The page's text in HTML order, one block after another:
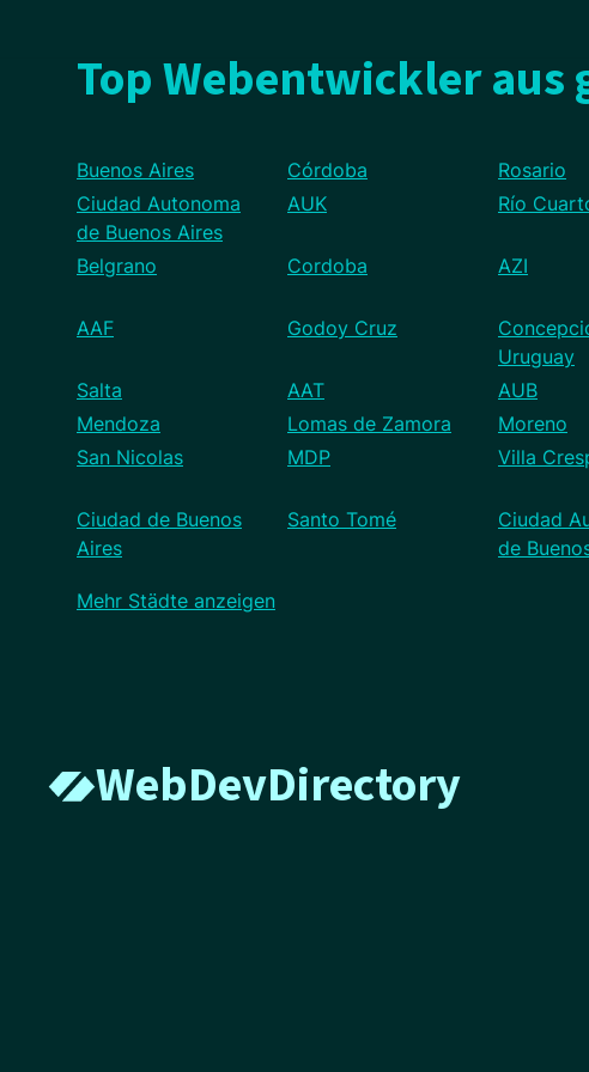
Top Webentwickler aus
Buenos Aires Córdoba Rosario
Ciudad Autonoma
de Buenos Aires
AUK Río
Belgrano
Cordoba AZI
AAF Godoy Cruz
Uruguay
Salta AAT AUB
Mendoza
Lomas de Zamora Moreno
San Nicolas
MDP Villa
Ciudad de Buenos
Aires
Santo Tomé
Ciudad
de
Mehr Städte anzeigen
WebDevDirectory